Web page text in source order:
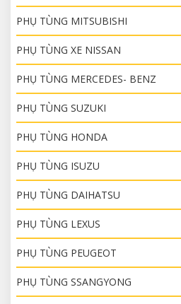
PHỤ TÙNG MITSUBISHI
PHỤ TÙNG XE NISSAN
PHỤ TÙNG MERCEDES- BENZ
PHỤ TÙNG SUZUKI
PHỤ TÙNG HONDA
PHỤ TÙNG ISUZU
PHỤ TÙNG DAIHATSU
PHỤ TÙNG LEXUS
PHỤ TÙNG PEUGEOT
PHỤ TÙNG SSANGYONG